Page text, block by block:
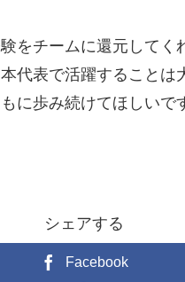
をチームに還元して
代表で活躍することは
に歩み続けてほしいで
シェアする
Facebook